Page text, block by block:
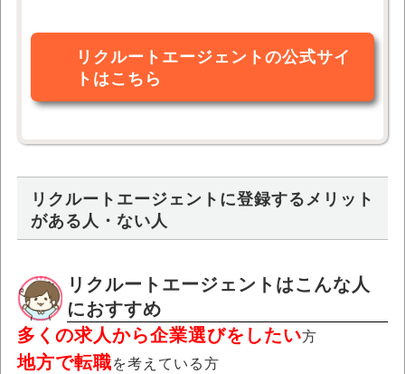
リクルートエージェントの公式サイ
トはこちら
リクルートエージェントに登録するメリット
がある人・ない人
リクルートエージェントはこんな人
におすすめ
多くの求人から企業選びをしたい方
地方で転職を考えている方